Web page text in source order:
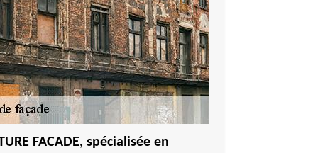
FACADE, spécialisée en